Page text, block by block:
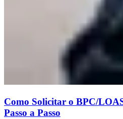
Como Solicitar o BPC/
Passo a Passo